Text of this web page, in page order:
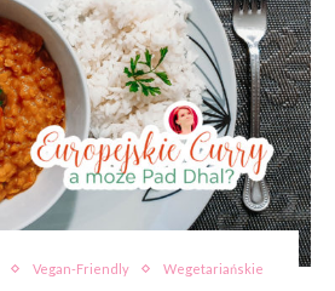
Vegan-Friendly Wegetariańskie